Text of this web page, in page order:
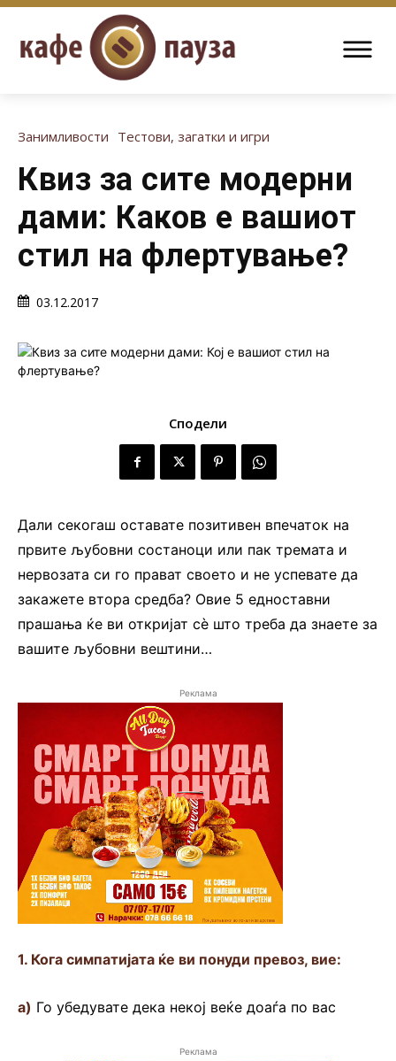
Занимливости Тестови, загатки и игри
Квиз за сите модерни
дами: Каков е вашиот
стил на флертување?
03.12.2017
Сподели
Дали секогаш оставате позитивен впечаток на
првите љубовни состаноци или пак тремата и
нервозата си го прават своето и не успевате да
закажете втора средба? Овие 5 едноставни
прашања ќе ви откријат сѐ што треба да знаете за
вашите љубовни вештини…
Реклама
1. Кога симпатијата ќе ви понуди превоз, вие:
а) Го убедувате дека некој веќе доаѓа по вас
Реклама